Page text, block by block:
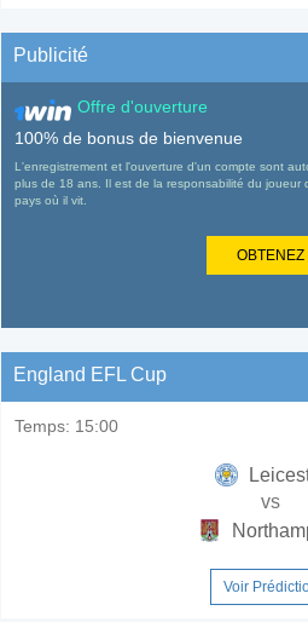
Publicité
Offre d'ouverture
100% de bonus de bienvenue
L'enregistrement et l'ouverture d'un compte sont
plus de 18 ans. Il est de la responsabilité du joueur
pays où il vit.
OBTENEZ
England EFL Cup
Temps: 15:00
vs
Voir